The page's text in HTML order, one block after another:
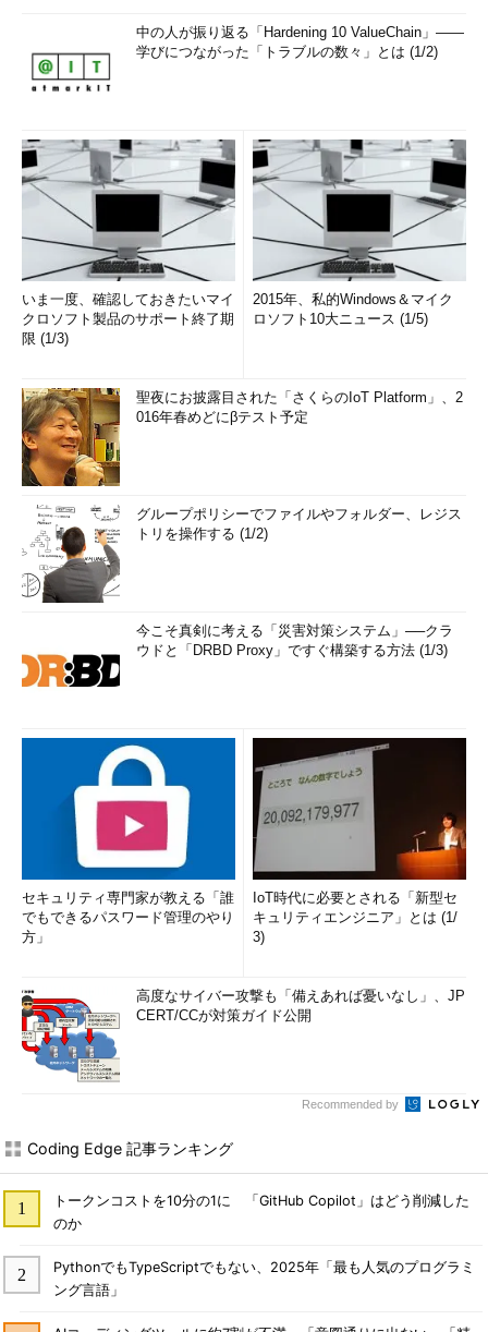
中の人が振り返る「Hardening 10 ValueChain」――
学びにつながった「トラブルの数々」とは (1/2)
いま一度、確認しておきたいマイ
クロソフト製品のサポート終了期
限 (1/3)
2015年、私的Windows＆マイク
ロソフト10大ニュース (1/5)
聖夜にお披露目された「さくらのIoT Platform」、2
016年春めどにβテスト予定
グループポリシーでファイルやフォルダー、レジス
トリを操作する (1/2)
今こそ真剣に考える「災害対策システム」──クラ
ウドと「DRBD Proxy」ですぐ構築する方法 (1/3)
セキュリティ専門家が教える「誰
でもできるパスワード管理のやり
方」
IoT時代に必要とされる「新型セ
キュリティエンジニア」とは (1/
3)
高度なサイバー攻撃も「備えあれば憂いなし」、JP
CERT/CCが対策ガイド公開
Recommended by
Coding Edge 記事ランキング
トークンコストを10分の1に 「GitHub Copilot」はどう削減した
のか
PythonでもTypeScriptでもない、2025年「最も人気のプログラミ
ング言語」